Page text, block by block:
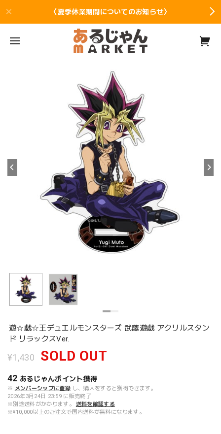
〈夏季休業期間についてのお知らせ〉
遊☆戯☆王デュエルモンスターズ 武藤遊戯 アクリルスタン
ド リラックスVer.
¥1,430 SOLD OUT
42 あるじゃんポイント獲得
※ メンバーシップに登録 し、購入をすると獲得できます。
2026年3月24日 23:59 に販売終了
※別途送料がかかります。
送料を確認する
※¥10,000以上のご注文で国内送料が無料になります。